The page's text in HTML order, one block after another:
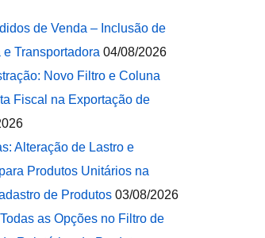
de Venda – Inclusão de
Transportadora 04/08/2026
Novo Filtro e Coluna
Fiscal na Exportação de
Alteração de Lastro e
Produtos Unitários na
de Produtos 03/08/2026
as Opções no Filtro de